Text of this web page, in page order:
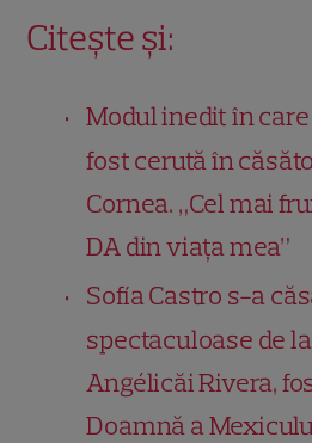
Citește și:
Modul inedit în
fost cerută în
Cornea. „Cel mai
DA din viața mea”
Sofía Castro s-a
spectaculoase de
Angélicăi Rivera,
Doamnă a